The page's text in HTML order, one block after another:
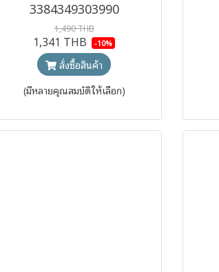
3384349303990
1,490 THB
1,341 THB -10%
สั่งซื้อสินค้า
(มีหลายคุณสมบัติให้เลือก)